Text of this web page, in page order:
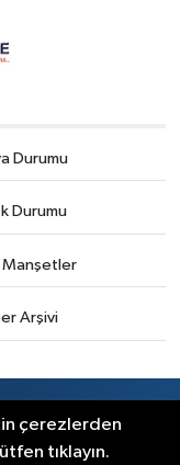
Sonuç Raporu
Durumu
Durumu
Manşetler
Arşivi
hakkı saklıdır.
çerezlerden
tıklayın.